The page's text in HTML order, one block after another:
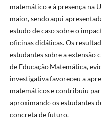
matemático e à presença na
maior, sendo aqui
estudo de caso sobre o
oficinas didáticas. Os
estudantes sobre a extensão
de Educação Matemática,
investigativa favoreceu a
matemáticos e contribuiu
aproximando os estudantes
concreta de futuro.